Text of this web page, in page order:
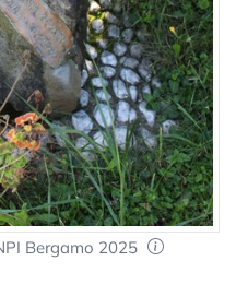
Bergamo 2025